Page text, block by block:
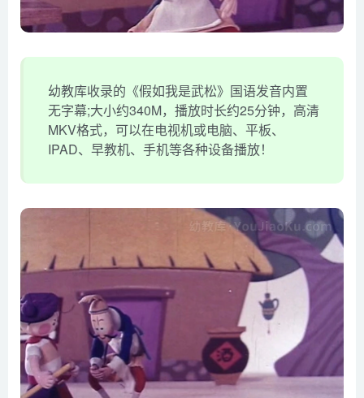
幼教库收录的《假如我是武松》国语发音内置
无字幕;大小约340M，播放时长约25分钟，高清
MKV格式，可以在电视机或电脑、平板、
IPAD、早教机、手机等各种设备播放！